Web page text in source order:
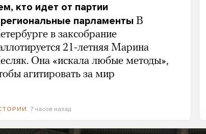
кто идет от партии
парламенты В
в заксобрание
21-летняя Марина
Она «искала любые методы»,
агитировать за мир
7 часов назад